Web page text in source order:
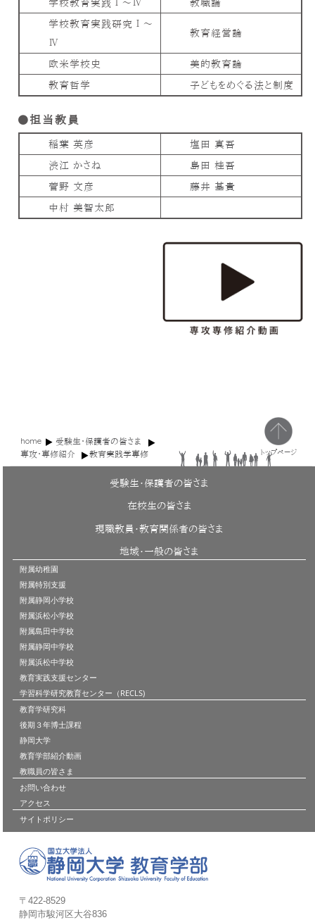
学校教育実践Ⅰ～Ⅳ
教職論
学校教育実践研究Ⅰ～
Ⅳ
教育経営論
欧米学校史
美的教育論
教育哲学
子どもをめぐる法と制度
担当教員
稲葉 英彦
塩田 真吾
渋江 かさね
島田 桂吾
菅野 文彦
藤井 基貴
中村 美智太郎
home
受験生・保護者の皆さま
専攻・専修紹介
教育実践学専修 トップページ
受験生・保護者の皆さま
在校生の皆さま
現職教員・教育関係者の皆さま
地域・一般の皆さま
附属幼稚園
附属特別支援
附属静岡小学校
附属浜松小学校
附属島田中学校
附属静岡中学校
附属浜松中学校
教育実践支援センター
学習科学研究教育センター（RECLS)
教育学研究科
後期３年博士課程
静岡大学
教育学部紹介動画
教職員の皆さま
お問い合わせ
アクセス
サイトポリシー
〒422-8529
静岡市駿河区大谷836